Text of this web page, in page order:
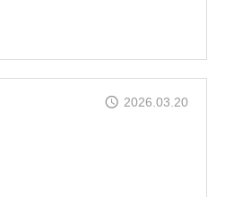
2026.03.20